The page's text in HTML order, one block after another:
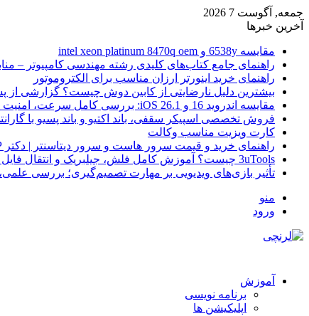
جمعه, آگوست 7 2026
آخرین خبرها
مقایسه 6538y و intel xeon platinum 8470q oem
راهنمای جامع کتاب‌های کلیدی رشته مهندسی کامپیوتر –
راهنمای خرید اینورتر ارزان مناسب برای الکتروموتور
بیشترین دلیل نارضایتی از کابین دوش چیست؟ گزارشی از
مقایسه اندروید 16 و iOS 26.1: بررسی کامل سرعت، امنیت و تجربه کاربری
فروش تخصصی اسپیکر سقفی، باند اکتیو و باند پسیو با
کارت ویزیت مناسب وکالت
راهنمای خرید و قیمت سرور هاست و سرور دیتاسنتر | دکتر HP
3uTools چیست؟ آموزش کامل فلش، جیلبریک و انتقال فایل در آیفون
تأثیر بازی‌های ویدیویی بر مهارت تصمیم‌گیری؛ بررسی
منو
ورود
آموزش
برنامه نویسی
اپلیکیشن ها